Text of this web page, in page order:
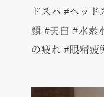
ドスパ #ヘッ
顔 #美白 #水素
の疲れ #眼精疲